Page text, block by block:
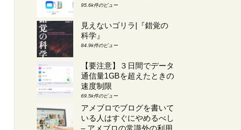
95.6k件のビュー
見えないゴリラ|『錯覚の
科学』
84.9k件のビュー
【要注意】３日間でデータ
通信量1GBを超えたときの
速度制限
69.5k件のビュー
アメブロでブログを書いて
いる人はすぐにやめるべし
– アメブロの常識外の利用